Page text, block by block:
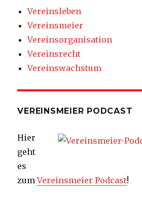
Vereinsleben
Vereinsmeier
Vereinsorganisation
Vereinsrecht
Vereinswachstum
VEREINSMEIER PODCAST
Hier
geht
es
zumVereinsmeier Podcast!